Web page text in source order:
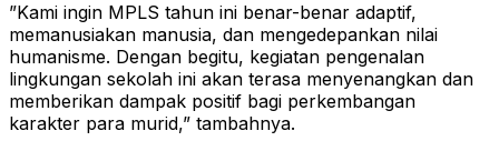
​”Kami ingin MPLS tahun ini benar-benar adaptif,
memanusiakan manusia, dan mengedepankan nilai
humanisme. Dengan begitu, kegiatan pengenalan
lingkungan sekolah ini akan terasa menyenangkan dan
memberikan dampak positif bagi perkembangan
karakter para murid,” tambahnya.